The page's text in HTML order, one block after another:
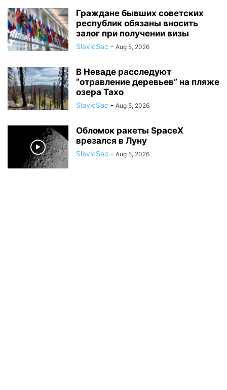
Граждане бывших советских
республик обязаны вносить
залог при получении визы
SlavicSac - Aug 5, 2026
В Неваде расследуют
“отравление деревьев” на пляже
озера Тахо
SlavicSac - Aug 5, 2026
Обломок ракеты SpaceX
врезался в Луну
SlavicSac - Aug 5, 2026